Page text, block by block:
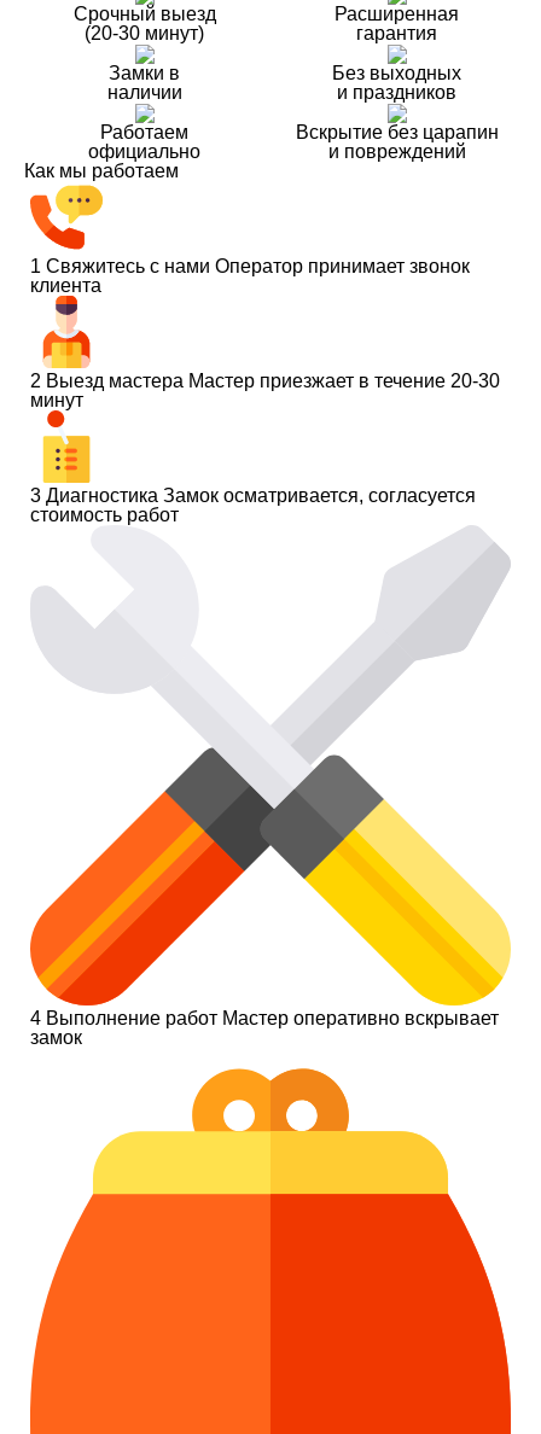
Срочный выезд
(20-30 минут)
Расширенная
гарантия
Замки в
наличии
Без выходных
и праздников
Работаем
официально
Вскрытие без царапин
и повреждений
Как мы работаем
1 Свяжитесь с нами Оператор принимает звонок
клиента
2 Выезд мастера Мастер приезжает в течение 20-30
минут
3 Диагностика Замок осматривается, согласуется
стоимость работ
4 Выполнение работ Мастер оперативно вскрывает
замок